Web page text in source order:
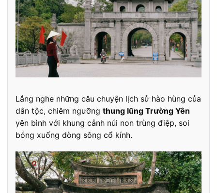
Lắng nghe những câu chuyện lịch sử hào hùng của
dân tộc, chiêm ngưỡng thung lũng Trường Yên
yên bình với khung cảnh núi non trùng điệp, soi
bóng xuống dòng sông cổ kính.